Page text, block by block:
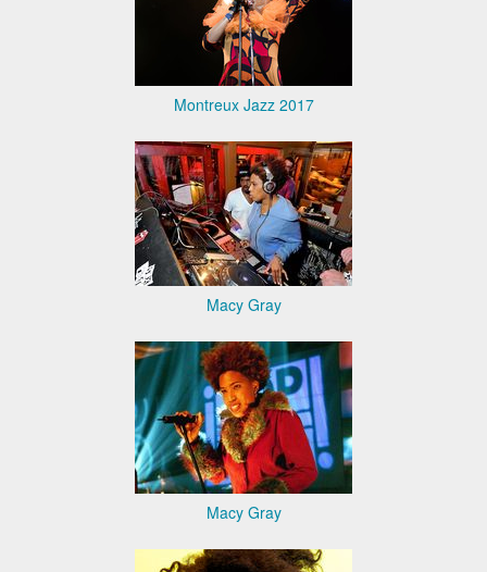
Montreux Jazz 2017
Macy Gray
Macy Gray